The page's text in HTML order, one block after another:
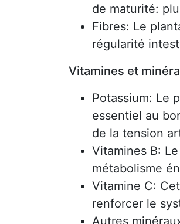
de maturité:
Fibres: Le
régularité
Vitamines et
Potassium: Le
essentiel au
de la tension
Vitamines B:
métabolisme
Vitamine C:
renforcer le
Autres